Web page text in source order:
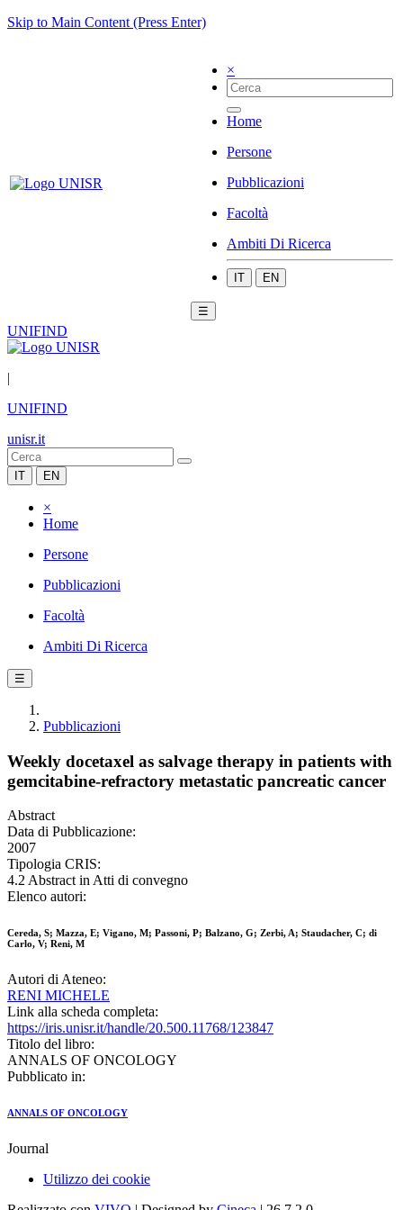
Skip to Main Content (Press Enter)
×
Home
Persone
Pubblicazioni
Facoltà
Ambiti Di Ricerca
IT EN
☰
UNIFIND
|
UNIFIND
unisr.it
IT EN
×
Home
Persone
Pubblicazioni
Facoltà
Ambiti Di Ricerca
☰
Pubblicazioni
Weekly docetaxel as salvage therapy in patients with
gemcitabine-refractory metastatic pancreatic cancer
Abstract
Data di Pubblicazione:
2007
Tipologia CRIS:
4.2 Abstract in Atti di convegno
Elenco autori:
Cereda, S; Mazza, E; Vigano, M; Passoni, P; Balzano, G; Zerbi, A; Staudacher, C; di
Carlo, V; Reni, M
Autori di Ateneo:
RENI MICHELE
Link alla scheda completa:
https://iris.unisr.it/handle/20.500.11768/123847
Titolo del libro:
ANNALS OF ONCOLOGY
Pubblicato in:
ANNALS OF ONCOLOGY
Journal
Utilizzo dei cookie